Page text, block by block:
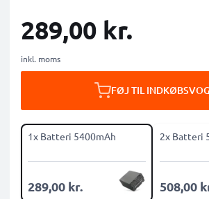
289,00 kr.
inkl. moms
FØJ TIL
1x Batteri 5400mAh
289,00 kr.
2x Batteri
508,00